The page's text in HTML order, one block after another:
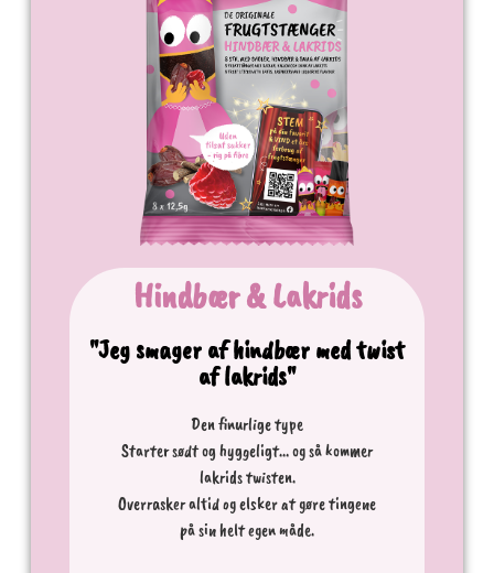
Hindbær & Lakrids
"Jeg smager af hindbær med twist
af lakrids"
Den finurlige type
Starter sødt og hyggeligt… og så kommer
lakrids twisten.
Overrasker altid og elsker at gøre tingene
på sin helt egen måde.